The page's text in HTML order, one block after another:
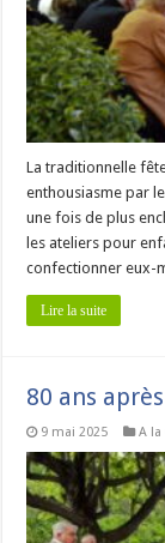
La traditionnelle
enthousiasme par
une fois de plus
les ateliers pour
confectionner eux-
Lire la suite
80 ans
9 mai 2025 A